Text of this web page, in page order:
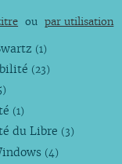
ou par utilisation
(1)
(23)
(1)
du Libre (3)
(4)